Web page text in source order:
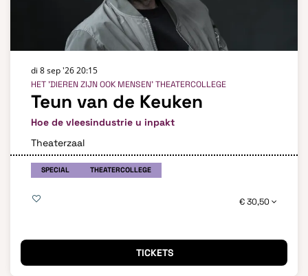
Teun van de Keuken
Hoe de vleesindustrie u inpakt
HET 'DIEREN ZIJN OOK MENSEN' THEATERCOLLEGE
di 8 sep '2620:15
Theaterzaal
SPECIAL THEATERCOLLEGE
€ 30,50
TICKETS